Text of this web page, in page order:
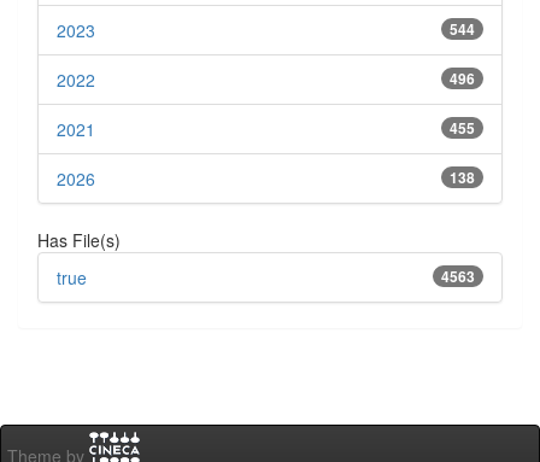
544
2023
496
2022
455
2021
138
2026
Has File(s)
4563
true
Theme by